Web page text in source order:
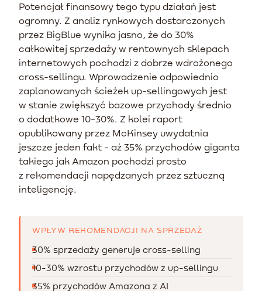
Potencjał finansowy tego typu działań jest
ogromny. Z analiz rynkowych dostarczonych
przez BigBlue wynika jasno, że do 30%
całkowitej sprzedaży w rentownych sklepach
internetowych pochodzi z dobrze wdrożonego
cross-sellingu. Wprowadzenie odpowiednio
zaplanowanych ścieżek up-sellingowych jest
w stanie zwiększyć bazowe przychody średnio
o dodatkowe 10-30%. Z kolei raport
opublikowany przez McKinsey uwydatnia
jeszcze jeden fakt - aż 35% przychodów giganta
takiego jak Amazon pochodzi prosto
z rekomendacji napędzanych przez sztuczną
inteligencję.
WPŁYW REKOMENDACJI NA SPRZEDAŻ
30% sprzedaży generuje cross-selling
10-30% wzrostu przychodów z up-sellingu
35% przychodów Amazona z AI